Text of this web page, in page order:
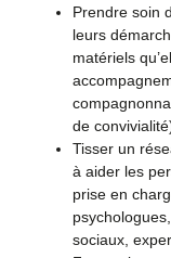
Prendre soin
leurs
matériels
de
Tisser un
à aider les
prise en
sociaux,